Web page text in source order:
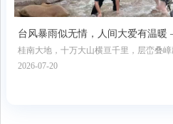
台风暴雨似无情，人间大爱有温暖 ——广西防城港上思县皇袍山
澳门同胞历险记
桂南大地，十万大山横亘千里，层峦叠
防城港市上思县的深山腹地，皇袍山静
2026-07-20